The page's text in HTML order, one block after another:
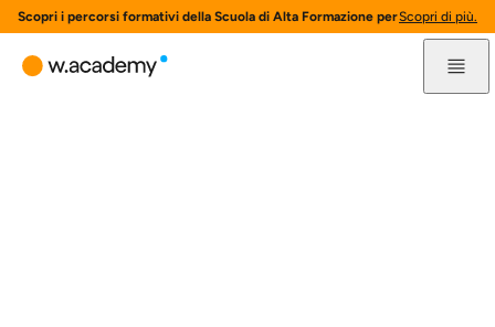
Scopri i percorsi formativi della Scuola di Alta Formazione per l'innovazione
Scopri di più.